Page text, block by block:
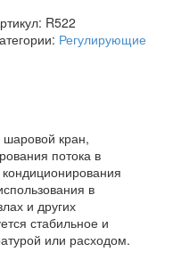
R522
Регулирующие
кран,
потока в
в
и других
стабильное и
или расходом.